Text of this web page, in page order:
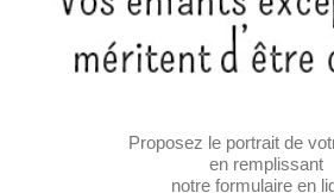
Proposez le portrait de
en remplissant
notre formulaire en